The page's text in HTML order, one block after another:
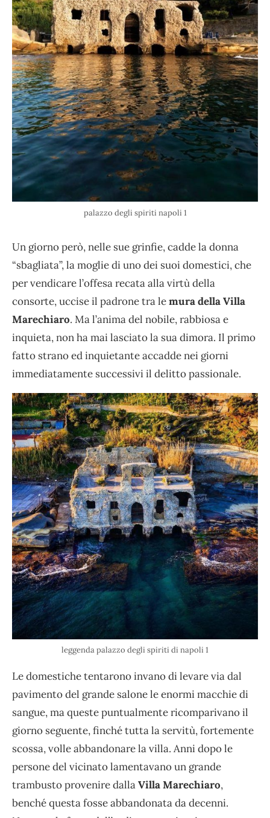
palazzo degli spiriti napoli 1
Un giorno però, nelle sue grinfie, cadde la donna
“sbagliata”, la moglie di uno dei suoi domestici, che
per vendicare l’offesa recata alla virtù della
consorte, uccise il padrone tra lemura della Villa
Marechiaro. Ma l’anima del nobile, rabbiosa e
inquieta, non ha mai lasciato la sua dimora. Il primo
fatto strano ed inquietante accadde nei giorni
immediatamente successivi il delitto passionale.
leggenda palazzo degli spiriti di napoli 1
Le domestiche tentarono invano di levare via dal
pavimento del grande salone le enormi macchie di
sangue, ma queste puntualmente ricomparivano il
giorno seguente, finché tutta la servitù, fortemente
scossa, volle abbandonare la villa. Anni dopo le
persone del vicinato lamentavano un grande
trambusto provenire dallaVilla Marechiaro,
benché questa fosse abbandonata da decenni.